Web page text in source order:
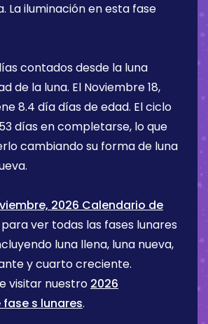
La iluminación en esta fase
contados desde la luna
de la luna. El Noviembre 18,
8.4 díadías de edad. El ciclo
días en completarse, lo que
cambiando su forma de luna
2026 Calendario de
para ver todas las fases lunares
luna llena, luna nueva,
y cuarto creciente.
visitar nuestro 2026
s lunares.